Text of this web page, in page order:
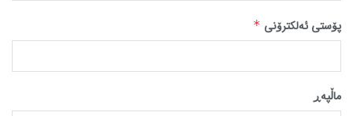
پۆستی ئەلکترۆنی *
ماڵپه‌ڕ